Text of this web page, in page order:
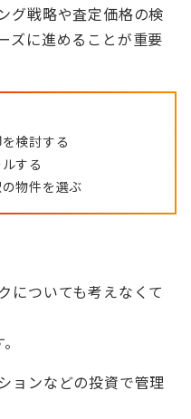
グ戦略や査定価格の検
ズに進めることが重要
検討する
する
物件を選ぶ
についても考えなくて
ョンなどの投資で管理